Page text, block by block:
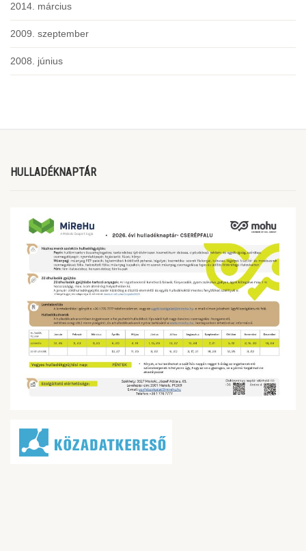
2014. március
2009. szeptember
2008. június
HULLADÉKNAPTÁR